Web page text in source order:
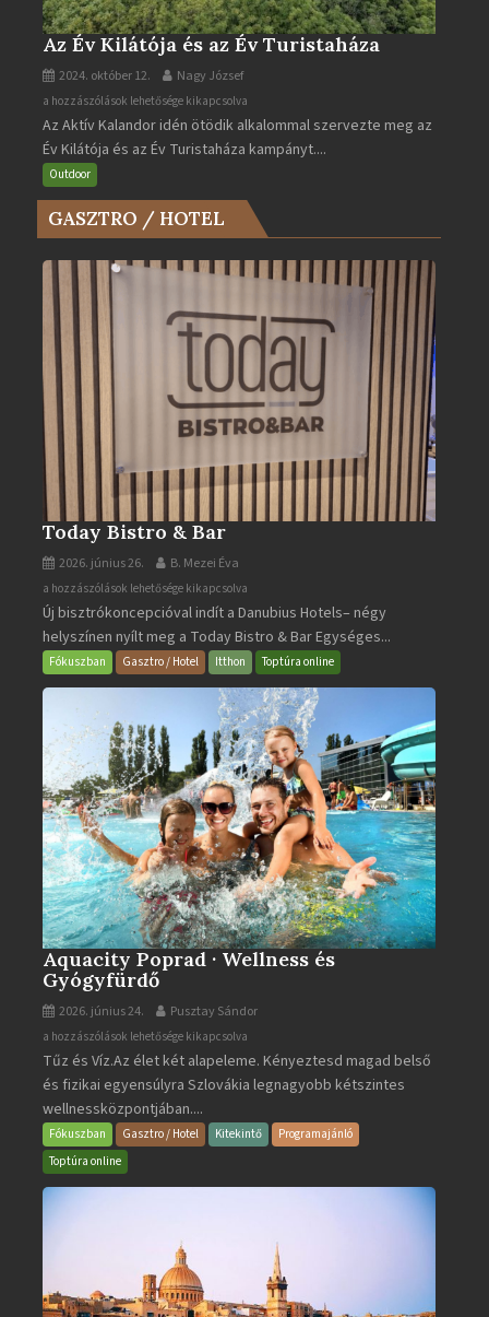
Az Év Kilátója és az Év Turistaháza
2024. október 12. Nagy József
Az
Év
Kilátója
és
az
Év
bejegyzéshez
a hozzászólások lehetősége kikapcsolva
Az Aktív Kalandor idén ötödik alkalommal szervezte meg az
Év Kilátója és az Év Turistaháza kampányt....
Outdoor
GASZTRO / HOTEL
Today Bistro & Bar
2026. június 26. B. Mezei Éva
Today
Bistro
&
Bar
bejegyzéshez
a hozzászólások lehetősége kikapcsolva
Új bisztrókoncepcióval indít a Danubius Hotels– négy
helyszínen nyílt meg a Today Bistro & Bar Egységes...
Fókuszban Gasztro / Hotel Itthon Toptúra online
Aquacity Poprad · Wellness és
Gyógyfürdő
2026. június 24. Pusztay Sándor
Aquacity
Poprad
·
Wellness
és
Gyógyfürdő
a hozzászólások lehetősége kikapcsolva
Tűz és Víz.Az élet két alapeleme. Kényeztesd magad belső
és fizikai egyensúlyra Szlovákia legnagyobb kétszintes
wellnessközpontjában....
Fókuszban Gasztro / Hotel Kitekintő
Programajánló
Toptúra online